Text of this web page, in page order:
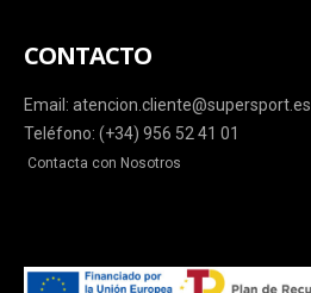
CONTACTO
Email: atencion.cliente@supersport.es
Teléfono: (+34) 956 52 41 01
Contacta con Nosotros